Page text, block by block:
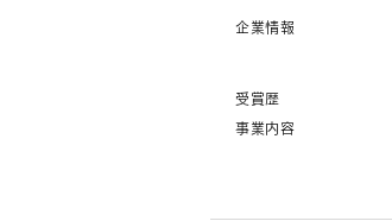
企業情報
受賞歴
事業内容